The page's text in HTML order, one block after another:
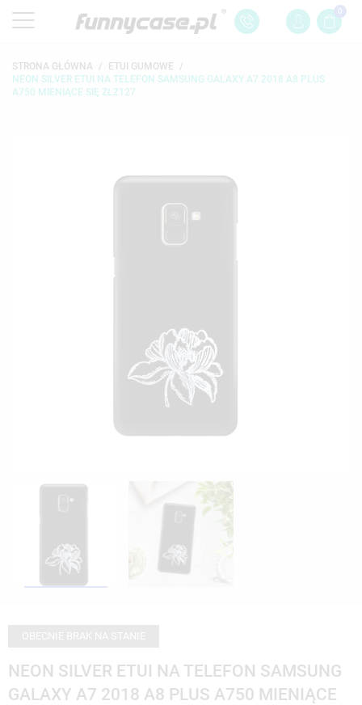
0
STRONA GŁÓWNA
ETUI GUMOWE
NEON SILVER ETUI NA TELEFON SAMSUNG GALAXY A7 2018 A8 PLUS
A750 MIENIĄCE SIĘ ZLZ127
NEON SILVER ETUI NA TELEFON SAMSUNG
GALAXY A7 2018 A8 PLUS A750 MIENIĄCE